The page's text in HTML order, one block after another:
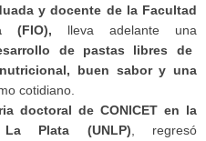
y docente de la Facultad
(FIO), lleva adelante una
de pastas libres de
buen sabor y una
cotidiano.
doctoral de CONICET en la
Plata (UNLP) , regresó